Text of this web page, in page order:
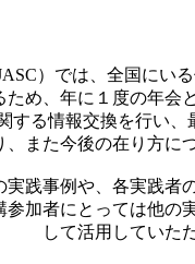
）では、全国にい
ため、年に１度の年会
する情報交換を行い
、また今後の在り方に
践事例や、各実践
加者にとっては他
して活用していた